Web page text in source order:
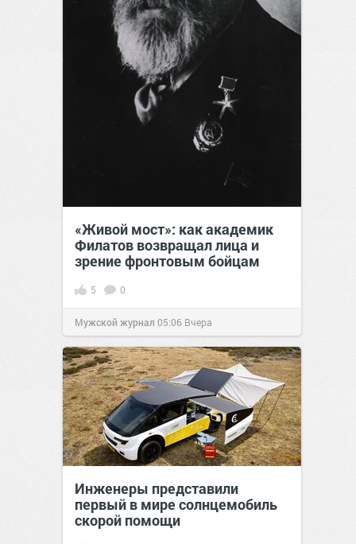
«Живой мост»: как академик
Филатов возвращал лица и
зрение фронтовым бойцам
5 0
Мужской журнал 05:06 Вчера
Инженеры представили
первый в мире солнцемобиль
скорой помощи